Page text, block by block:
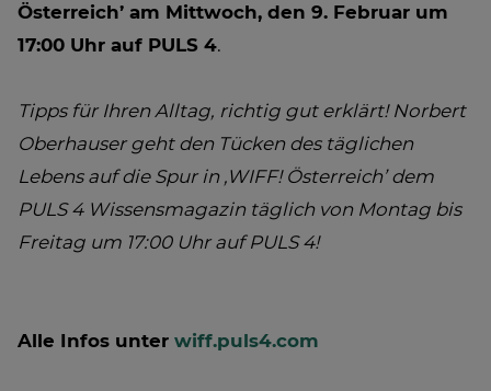
Österreich’ am Mittwoch, den 9. Februar um
17:00 Uhr auf PULS 4.
Tipps für Ihren Alltag, richtig gut erklärt! Norbert
Oberhauser geht den Tücken des täglichen
Lebens auf die Spur in ‚WIFF! Österreich’ dem
PULS 4 Wissensmagazin täglich von Montag bis
Freitag um 17:00 Uhr auf PULS 4!
Alle Infos unter wiff.puls4.com